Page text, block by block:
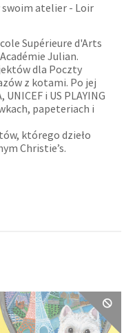
swoim atelier - Loir
Supérieure d'Arts
Julian.
dla Poczty
z kotami. Po jej
i US PLAYING
papeteriach i
którego dzieło
Christie’s.